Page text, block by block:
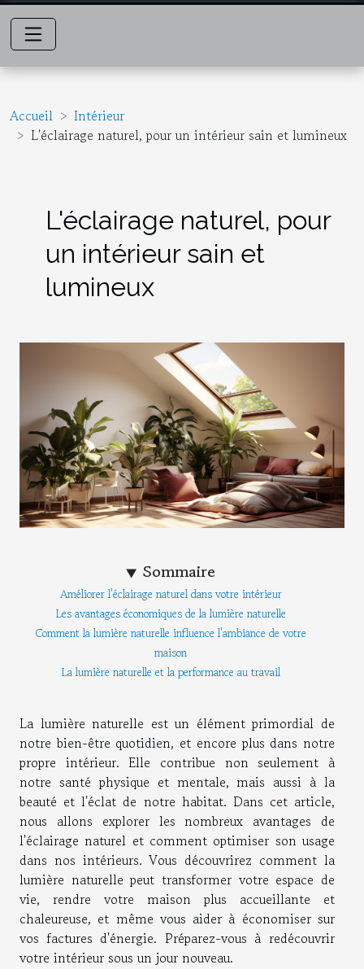
Accueil
Intérieur
L'éclairage naturel, pour un intérieur sain et lumineux
L'éclairage naturel, pour
un intérieur sain et
lumineux
Sommaire
Améliorer l'éclairage naturel dans votre intérieur
Les avantages économiques de la lumière naturelle
Comment la lumière naturelle influence l'ambiance de votre
maison
La lumière naturelle et la performance au travail
La lumière naturelle est un élément primordial de
notre bien-être quotidien, et encore plus dans notre
propre intérieur. Elle contribue non seulement à
notre santé physique et mentale, mais aussi à la
beauté et l'éclat de notre habitat. Dans cet article,
nous allons explorer les nombreux avantages de
l'éclairage naturel et comment optimiser son usage
dans nos intérieurs. Vous découvrirez comment la
lumière naturelle peut transformer votre espace de
vie, rendre votre maison plus accueillante et
chaleureuse, et même vous aider à économiser sur
vos factures d'énergie. Préparez-vous à redécouvrir
votre intérieur sous un jour nouveau.